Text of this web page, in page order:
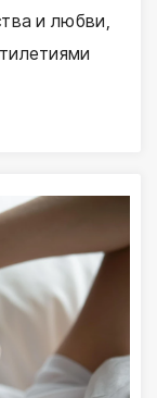
и любви,